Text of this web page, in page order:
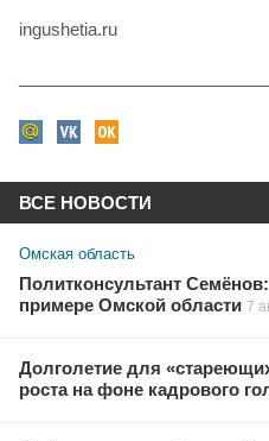
ingushetia.ru
ВСЕ НОВОСТИ
Омская область
Политконсультант
примере Омской области 7
Долголетие для
роста на фоне кадрового